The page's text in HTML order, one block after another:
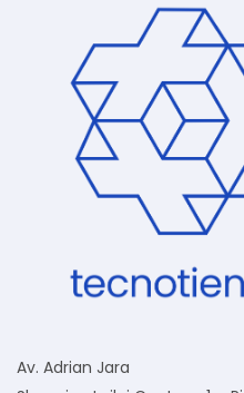
Av. Adrian Jara